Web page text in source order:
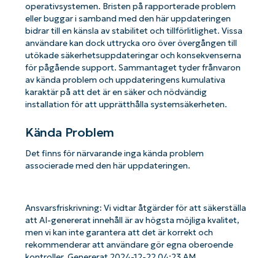
operativsystemen. Bristen på rapporterade problem
eller buggar i samband med den här uppdateringen
bidrar till en känsla av stabilitet och tillförlitlighet. Vissa
användare kan dock uttrycka oro över övergången till
utökade säkerhetsuppdateringar och konsekvenserna
för pågående support. Sammantaget tyder frånvaron
av kända problem och uppdateringens kumulativa
karaktär på att det är en säker och nödvändig
installation för att upprätthålla systemsäkerheten.
Kända Problem
Det finns för närvarande inga kända problem
associerade med den här uppdateringen.
Ansvarsfriskrivning: Vi vidtar åtgärder för att säkerställa
att AI-genererat innehåll är av högsta möjliga kvalitet,
men vi kan inte garantera att det är korrekt och
rekommenderar att användare gör egna oberoende
Kom igång med NinjaOne AI-drivna